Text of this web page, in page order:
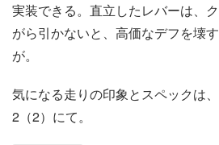
実装できる。直立したレバーは、
がら引かないと、高価なデフを壊
が。
気になる走りの印象とスペックは
2（2）にて。